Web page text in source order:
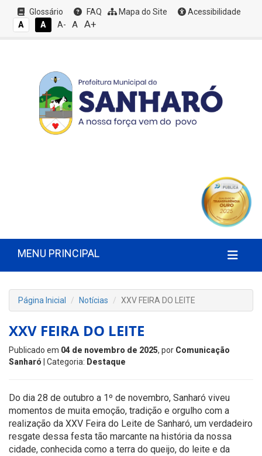
Glossário FAQ Mapa do Site
Acessibilidade
A
A A- A A+
MENU PRINCIPAL
Página Inicial Notícias XXV FEIRA DO LEITE
XXV FEIRA DO LEITE
Publicado em 04 de novembro de 2025, por Comunicação
Sanharó | Categoria: Destaque
Do dia 28 de outubro a 1º de novembro, Sanharó viveu
momentos de muita emoção, tradição e orgulho com a
realização da XXV Feira do Leite de Sanharó, um verdadeiro
resgate dessa festa tão marcante na história da nossa
cidade, conhecida como a terra do queijo, do leite e da